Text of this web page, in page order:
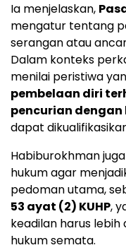
Ia menjelaskan,
mengatur tentang
serangan atau
Dalam konteks
menilai peristiwa
pembelaan diri
pencurian dengan
dapat
Habiburokhman
hukum agar
pedoman utama,
53 ayat (2) KUHP,
keadilan harus
hukum semata.